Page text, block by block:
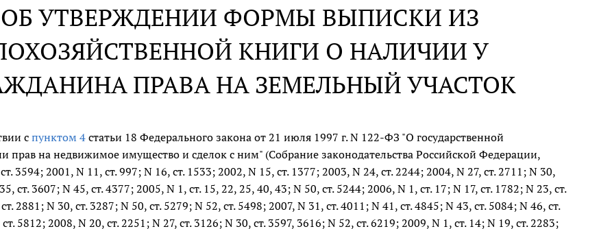
ОБ УТВЕРЖДЕНИИ ФОРМЫ ВЫПИСКИ ИЗ
КНИГИ О НАЛИЧИИ У
ПРАВА НА ЗЕМЕЛЬНЫЙ УЧАСТОК
спунктом 4 статьи 18 Федерального закона от 21 июля 1997 г. N 122-ФЗ "О государственной
прав на недвижимое имущество и сделок с ним" (Собрание законодательства Российской Федерации,
3594; 2001, N 11, ст. 997; N 16, ст. 1533; 2002, N 15, ст. 1377; 2003, N 24, ст. 2244; 2004, N 27, ст. 2711; N 30,
ст. 3607; N 45, ст. 4377; 2005, N 1, ст. 15, 22, 25, 40, 43; N 50, ст. 5244; 2006, N 1, ст. 17; N 17, ст. 1782; N 23, ст.
2881; N 30, ст. 3287; N 50, ст. 5279; N 52, ст. 5498; 2007, N 31, ст. 4011; N 41, ст. 4845; N 43, ст. 5084; N 46, ст.
5812; 2008, N 20, ст. 2251; N 27, ст. 3126; N 30, ст. 3597, 3616; N 52, ст. 6219; 2009, N 1, ст. 14; N 19, ст. 2283;